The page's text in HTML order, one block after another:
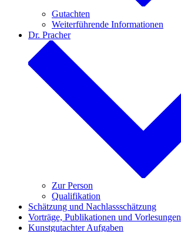
Gutachten
Weiterführende Informationen
Dr. Pracher
Zur Person
Qualifikation
Schätzung und Nachlassschätzung
Vorträge, Publikationen und Vorlesungen
Kunstgutachter Aufgaben